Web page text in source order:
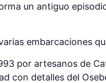
un antiguo
embarcaciones
por artesanos de
con detalles del